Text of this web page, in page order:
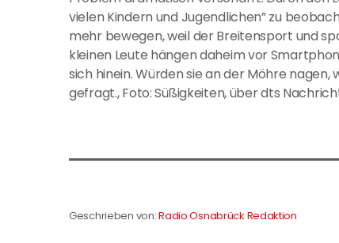
vielen Kindern und Jugendlichen” zu
mehr bewegen, weil der Breitensport und
kleinen Leute hängen daheim vor
sich hinein. Würden sie an der Möhre
gefragt., Foto: Süßigkeiten, über dts
Geschrieben von:Radio Osnabrück Redaktion